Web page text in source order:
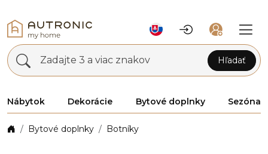
Zadajte 3 a viac znakov Hľadať
Nábytok Dekorácie Bytové doplnky Sezóna
Bytové doplnky Botníky